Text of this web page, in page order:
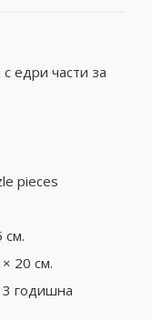
едри части за
pieces
см.
20 см.
годишна